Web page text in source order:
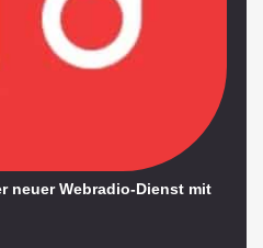
neuer Webradio-Dienst mit